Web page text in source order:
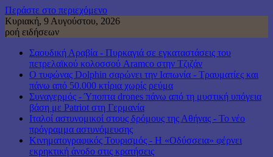
Περάστε στο περιεχόμενο
Κυριακή, 9 Αυγούστου, 2026
ροή ειδήσεων
Σαουδική Αραβία - Πυρκαγιά σε εγκαταστάσεις του
πετρελαϊκού κολοσσού Aramco στην Τζιζάν
Ο τυφώνας Dolphin σαρώνει την Ιαπωνία - Τραυματίες και
πάνω από 50.000 κτίρια χωρίς ρεύμα
Συναγερμός - Ύποπτα drones πάνω από τη μυστική υπόγεια
βάση με Patriot στη Γερμανία
Ιταλοί αστυνομικοί στους δρόμους της Αθήνας - Το νέο
πρόγραμμα αστυνόμευσης
Κινηματογραφικός Τουρισμός - Η «Οδύσσεια» φέρνει
εκρηκτική άνοδο στις κρατήσεις